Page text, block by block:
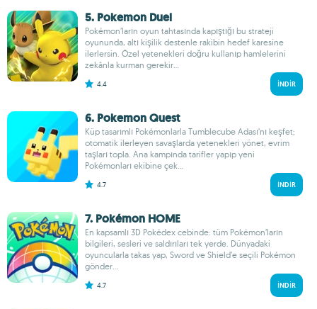
5. Pokemon Duel
Pokémon’ların oyun tahtasında kapıştığı bu strateji
oyununda, altı kişilik destenle rakibin hedef karesine
ilerlersin. Özel yetenekleri doğru kullanıp hamlelerini
zekânla kurman gerekir...
4.4 İNDIR
6. Pokemon Quest
Küp tasarımlı Pokémonlarla Tumblecube Adası’nı keşfet;
otomatik ilerleyen savaşlarda yetenekleri yönet, evrim
taşları topla. Ana kampında tarifler yapıp yeni
Pokémonları ekibine çek...
4.7 İNDIR
7. Pokémon HOME
En kapsamlı 3D Pokédex cebinde: tüm Pokémon’ların
bilgileri, sesleri ve saldırıları tek yerde. Dünyadaki
oyuncularla takas yap, Sword ve Shield’e seçili Pokémon
gönder...
4.7 İNDIR